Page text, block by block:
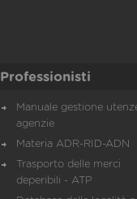
Professionisti
Manuale gestione
agenzie
Materia ADR-RID-ADN
Trasporto delle merci
deperibili - ATP